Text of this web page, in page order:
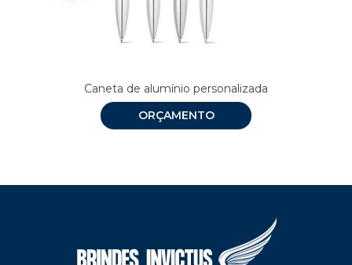
Caneta de alumínio personalizada
ORÇAMENTO